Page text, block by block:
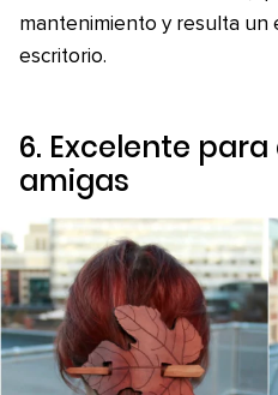
mantenimiento y resulta un
escritorio.
6. Excelente
amigas